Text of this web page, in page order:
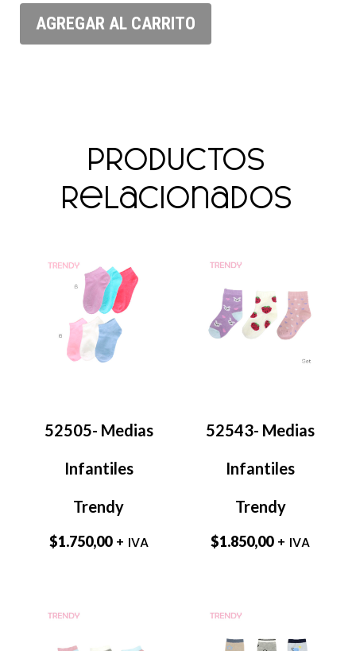
AGREGAR AL CARRITO
Productos
relacionados
52505- Medias
Infantiles
Trendy
$1.750,00 + IVA
52543- Medias
Infantiles
Trendy
$1.850,00 + IVA